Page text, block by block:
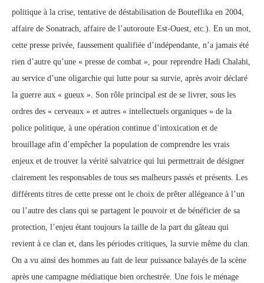
politique à la crise, tentative de déstabilisation de Bouteflika en 2004,
affaire de Sonatrach, affaire de l’autoroute Est-Ouest, etc.). En un mot,
cette presse privée, faussement qualifiée d’indépendante, n’a jamais été
rien d’autre qu’une « presse de combat », pour reprendre Hadi Chalabi,
au service d’une oligarchie qui lutte pour sa survie, après avoir déclaré
la guerre aux « gueux ». Son rôle principal est de se livrer, sous les
ordres des « cerveaux » et autres « intellectuels organiques » de la
police politique, à une opération continue d’intoxication et de
brouillage afin d’empêcher la population de comprendre les vrais
enjeux et de trouver la vérité salvatrice qui lui permettrait de désigner
clairement les responsables de tous ses malheurs passés et présents. Les
différents titres de cette presse ont le choix de prêter allégeance à l’un
ou l’autre des clans qui se partagent le pouvoir et de bénéficier de sa
protection, l’enjeu étant toujours la taille de la part du gâteau qui
revient à ce clan et, dans les périodes critiques, la survie même du clan.
On a vu ainsi des hommes au fait de leur puissance balayés de la scène
après une campagne médiatique bien orchestrée. Une fois le ménage